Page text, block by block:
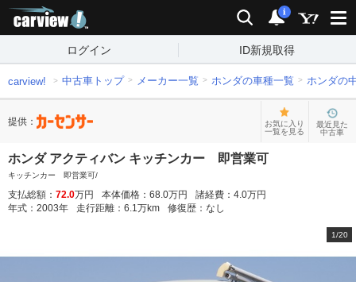
検索 通知
i
ログイン ID新規取得
carview! 中古車トップ メーカー一覧 ホンダの車種一覧 ホンダの
提供：
お気に入り
一覧を見る
最近見た
中古車
ホンダ アクティバン キッチンカー 即営業可
キッチンカー 即営業可/
支払総額： 72.0万円 本体価格： 68.0万円 諸経費： 4.0万円
年式： 2003年 走行距離： 6.1万km 修復歴： なし
1/20